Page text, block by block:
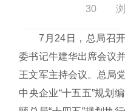
30 浏
7月24日，总局召开“
委书记牛建华出席会议
王文军主持会议。总局
中央企业“十五五”规划